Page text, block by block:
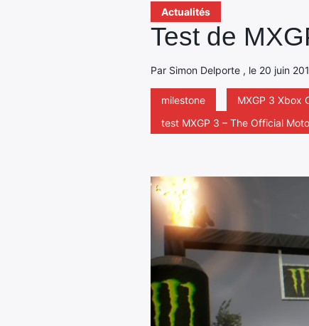
Actualités
Test de
Par Simon Delporte , le 20 juin
milestone MXGP 3 Xbox
test MXGP 3 – The Official